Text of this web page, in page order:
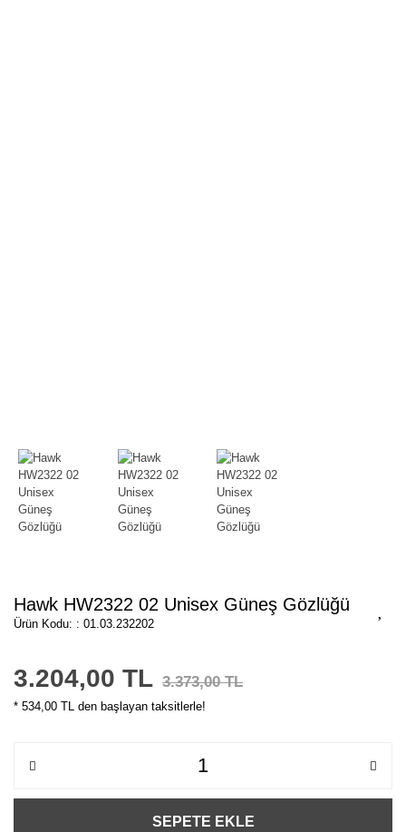
Hawk HW2322 02 Unisex Güneş Gözlüğü
Ürün Kodu: : 01.03.232202
3.204,00 TL 3.373,00 TL
* 534,00 TL den başlayan taksitlerle!
SEPETE EKLE